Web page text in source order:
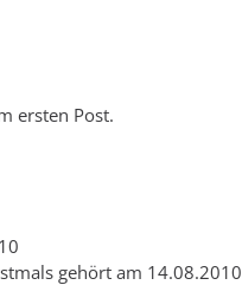
ersten Post.
gehört am 14.08.2010